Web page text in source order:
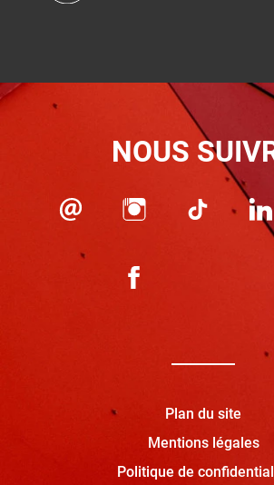
NOUS
Plan du site
Mentions légales
Politique de